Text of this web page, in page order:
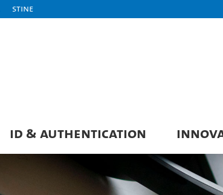
STiNE
ID & AUTHENTICATION